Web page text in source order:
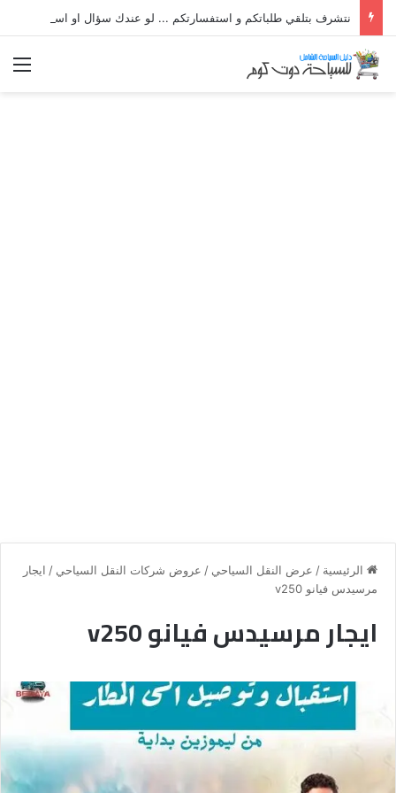
الرئيسية / عرض النقل السياحي / عروض شركات النقل السياحي / ايجار
مرسيدس فيانو v250
ايجار مرسيدس فيانو v250